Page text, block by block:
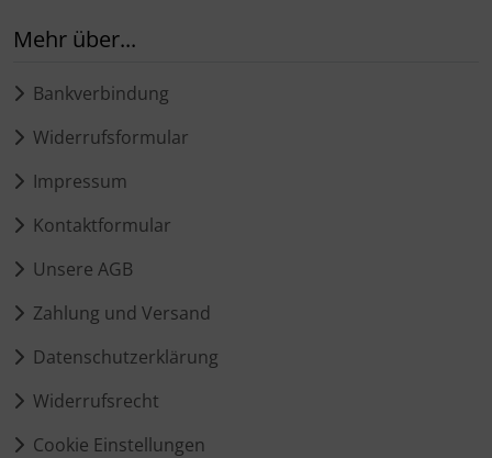
Mehr über...
Bankverbindung
Widerrufsformular
Impressum
Kontaktformular
Unsere AGB
Zahlung und Versand
Datenschutzerklärung
Widerrufsrecht
Cookie Einstellungen